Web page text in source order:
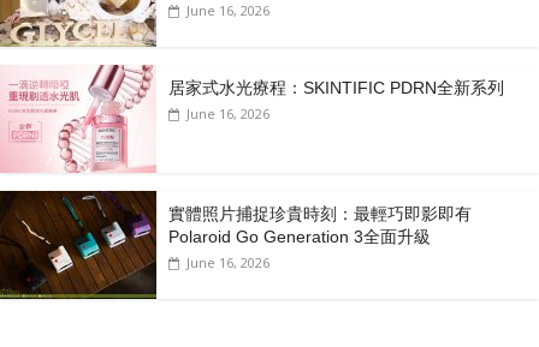
June 16, 2026
居家式水光療程：SKINTIFIC PDRN全新系列
June 16, 2026
實體照片捕捉珍貴時刻：最輕巧即影即有
Polaroid Go Generation 3全面升級
June 16, 2026